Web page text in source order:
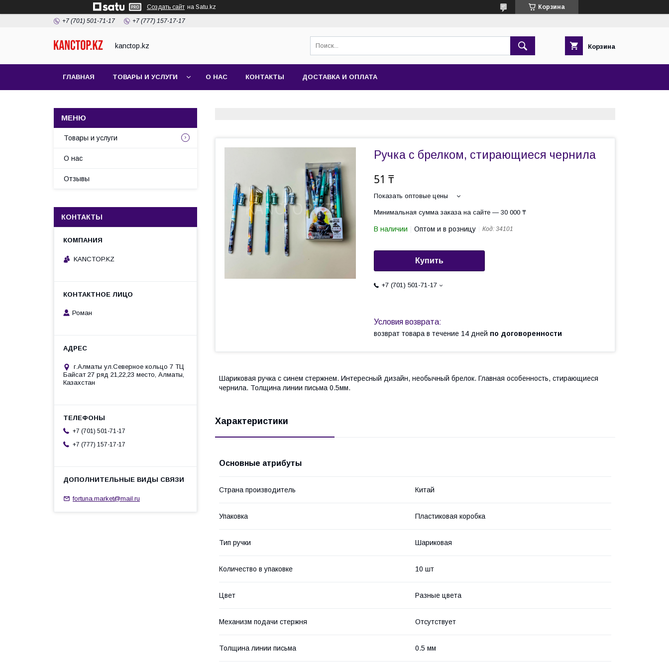
Создать сайт на Satu.kz Корзина
+7 (701) 501-71-17 +7 (777) 157-17-17
kanctop.kz Корзина
ГЛАВНАЯ ТОВАРЫ И УСЛУГИ О НАС КОНТАКТЫ ДОСТАВКА И ОПЛАТА
Ручка с брелком, стирающиеся чернила
51 ₸
Показать оптовые цены
Минимальная сумма заказа на сайте — 30 000 ₸
В наличии Оптом и в розницу Код: 34101
Купить
+7 (701) 501-71-17
возврат товара в течение 14 дней по договоренности
Шариковая ручка с синем стержнем. Интересный дизайн, необычный брелок. Главная особенность, стирающиеся
чернила. Толщина линии письма 0.5мм.
Характеристики
Основные атрибуты
Страна производитель Китай
Упаковка Пластиковая коробка
Тип ручки Шариковая
Количество в упаковке 10 шт
Цвет Разные цвета
Механизм подачи стержня Отсутствует
Толщина линии письма 0.5 мм
Товары и услуги
О нас
Отзывы
КОНТАКТЫ
KANCTOP.KZ
Роман
г.Алматы ул.Северное кольцо 7 ТЦ
Байсат 27 ряд 21,22,23 место, Алматы,
Казахстан
+7 (701) 501-71-17
+7 (777) 157-17-17
fortuna.market@mail.ru